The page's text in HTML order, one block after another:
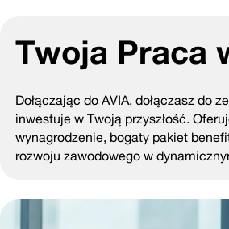
Twoja Praca
Dołączając do AVIA, dołączasz do
inwestuje w Twoją przyszłość.
wynagrodzenie, bogaty pakiet
rozwoju zawodowego w